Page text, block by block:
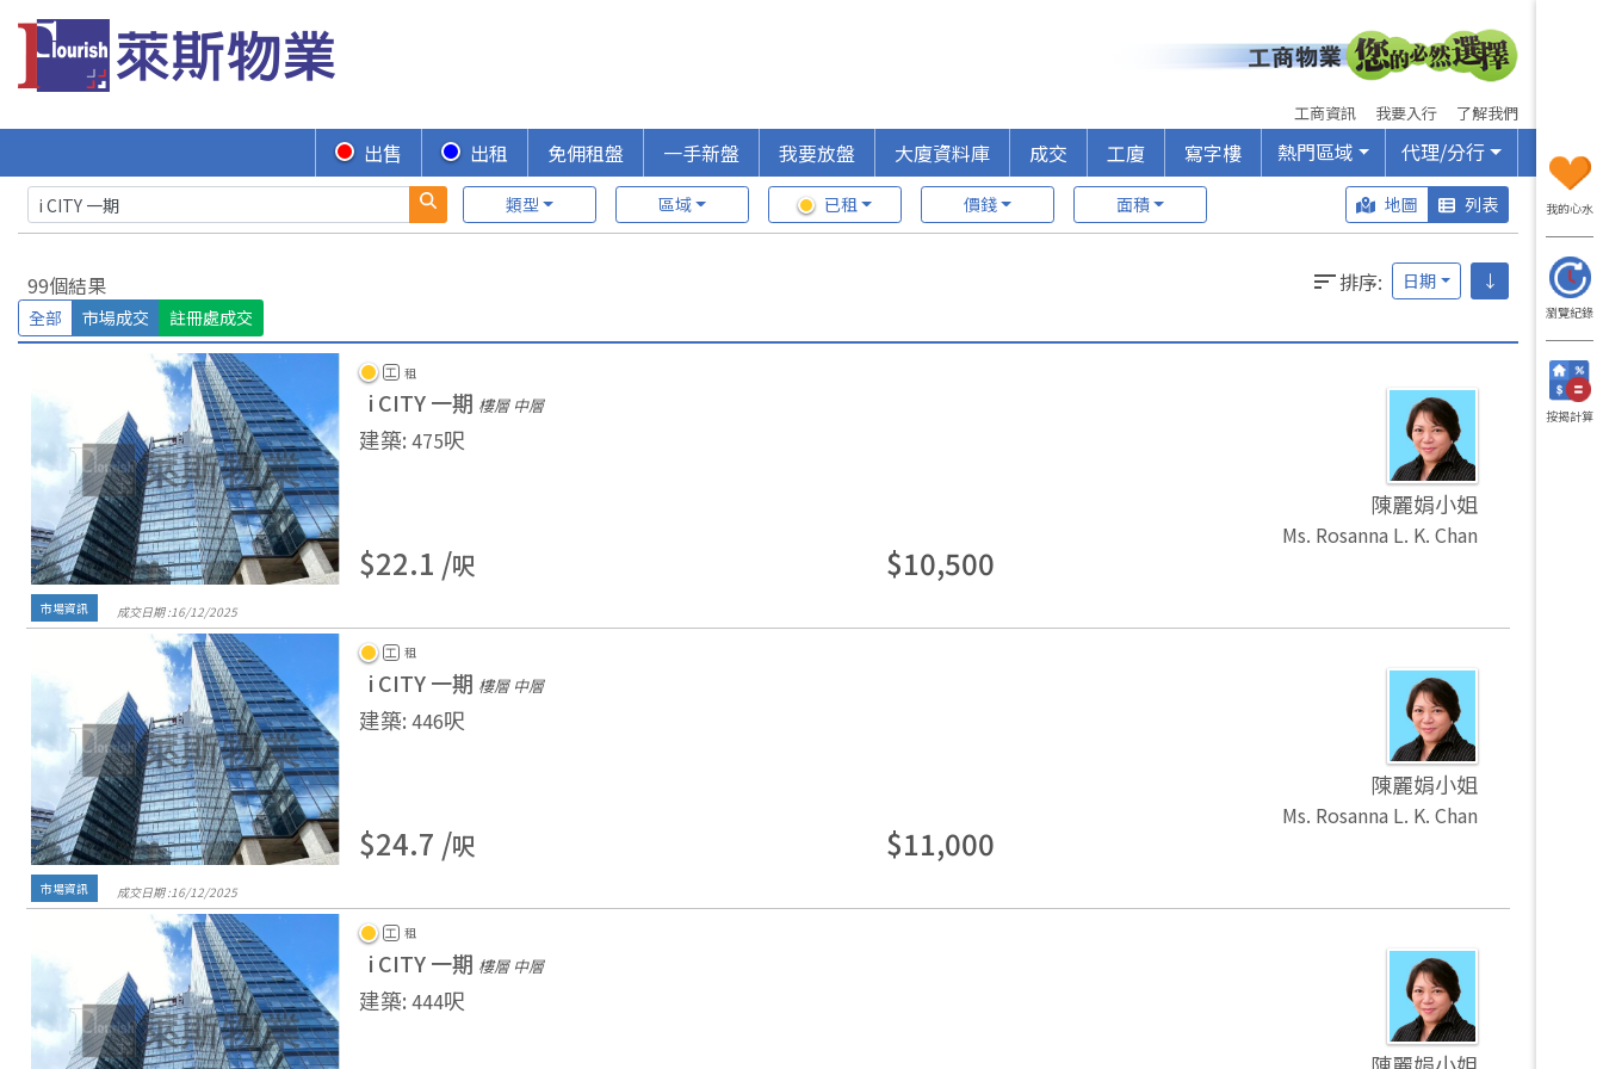
工商資訊 我要入行 了解我們
出售 出租 免佣租盤 一手新盤 我要放盤 大廈資料庫 成交 工廈 寫字樓 熱門區域 代理/分行
類型 區域 已租 價錢 面積 地圖 列表
99個結果 排序: 日期
↓
全部
市場成交 註冊處成交
工 租
i CITY 一期 樓層 中層
建築: 475呎
$22.1 /呎 $10,500
陳麗娟小姐
Ms. Rosanna L. K. Chan
市場資訊 成交日期 : 16/12/2025
工 租
i CITY 一期 樓層 中層
建築: 446呎
$24.7 /呎 $11,000
陳麗娟小姐
Ms. Rosanna L. K. Chan
市場資訊 成交日期 : 16/12/2025
工 租
i CITY 一期 樓層 中層
建築: 444呎
我的心水
瀏覽紀錄
按揭計算